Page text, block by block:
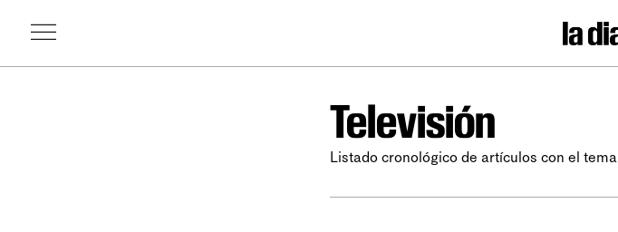
Televisión
Listado cronológico de artículos con el